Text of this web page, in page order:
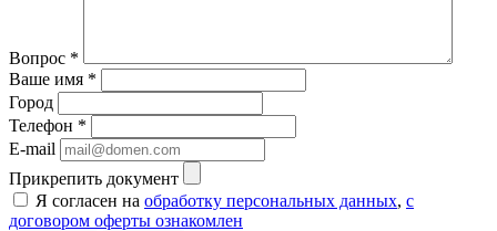
Вопрос *
Ваше имя *
Город
Телефон *
E-mail
Прикрепить документ
Я согласен на обработку персональных данных, с
договором оферты ознакомлен